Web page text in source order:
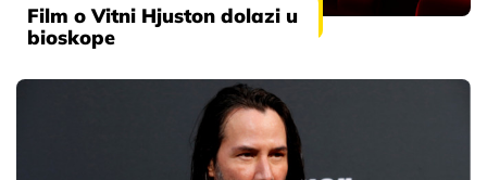
Film o Vitni Hjuston dolazi u
bioskope